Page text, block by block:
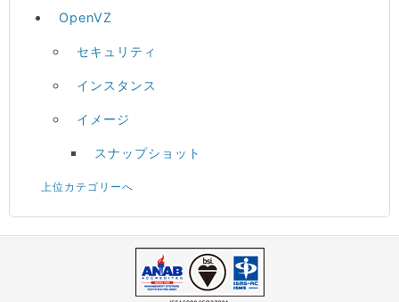
OpenVZ
セキュリティ
インスタンス
イメージ
スナップショット
上位カテゴリーへ